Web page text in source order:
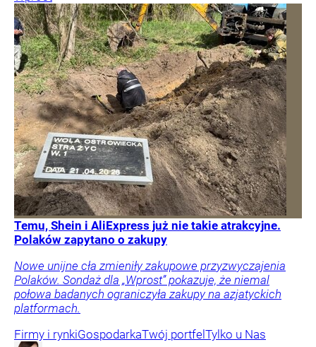
Temu, Shein i AliExpress już nie takie atrakcyjne.
Polaków zapytano o zakupy
Nowe unijne cła zmieniły zakupowe przyzwyczajenia
Polaków. Sondaż dla „Wprost” pokazuje, że niemal
połowa badanych ograniczyła zakupy na azjatyckich
platformach.
Firmy i rynkiGospodarkaTwój portfel Tylko u Nas